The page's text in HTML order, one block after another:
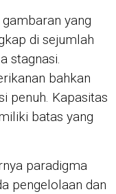
yang
di sejumlah
stagnasi.
bahkan
penuh. Kapasitas
batas yang
paradigma
pengelolaan dan